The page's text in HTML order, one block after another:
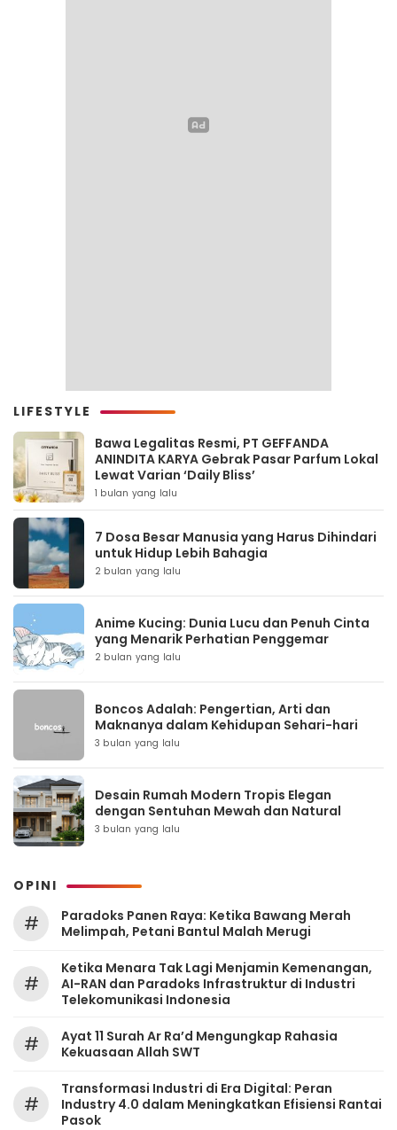
LIFESTYLE
Bawa Legalitas Resmi, PT GEFFANDA
ANINDITA KARYA Gebrak Pasar Parfum Lokal
Lewat Varian ‘Daily Bliss’
1 bulan yang lalu
7 Dosa Besar Manusia yang Harus Dihindari
untuk Hidup Lebih Bahagia
2 bulan yang lalu
Anime Kucing: Dunia Lucu dan Penuh Cinta
yang Menarik Perhatian Penggemar
2 bulan yang lalu
Boncos Adalah: Pengertian, Arti dan
Maknanya dalam Kehidupan Sehari-hari
3 bulan yang lalu
Desain Rumah Modern Tropis Elegan
dengan Sentuhan Mewah dan Natural
3 bulan yang lalu
OPINI
#
Paradoks Panen Raya: Ketika Bawang Merah
Melimpah, Petani Bantul Malah Merugi
#
Ketika Menara Tak Lagi Menjamin Kemenangan,
AI-RAN dan Paradoks Infrastruktur di Industri
Telekomunikasi Indonesia
#
Ayat 11 Surah Ar Ra’d Mengungkap Rahasia
Kekuasaan Allah SWT
#
Transformasi Industri di Era Digital: Peran
Industry 4.0 dalam Meningkatkan Efisiensi Rantai
Pasok